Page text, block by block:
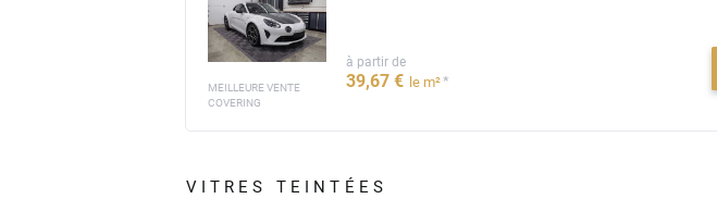
à partir de
39,67 € le m²*
MEILLEURE VENTE
COVERING
VITRES TEINTÉES